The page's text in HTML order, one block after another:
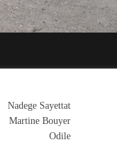
Nadege Sayettat
Martine Bouyer
Odile